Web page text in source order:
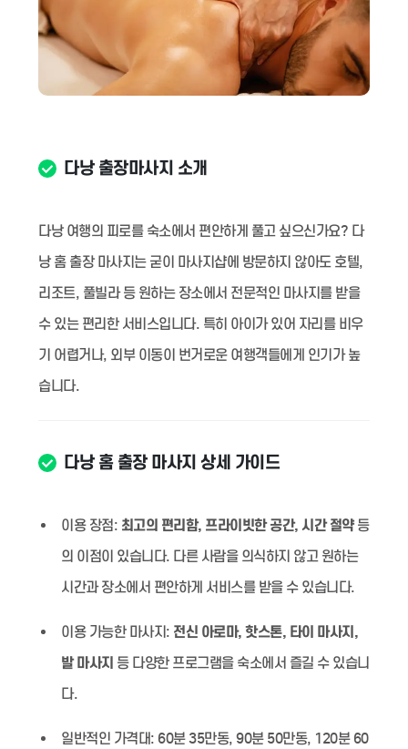
다낭 출장마사지 소개
다낭 여행의 피로를 숙소에서 편안하게 풀고 싶으신가요? 다
낭 홈 출장 마사지는 굳이 마사지샵에 방문하지 않아도 호텔,
리조트, 풀빌라 등 원하는 장소에서 전문적인 마사지를 받을
수 있는 편리한 서비스입니다. 특히 아이가 있어 자리를 비우
기 어렵거나, 외부 이동이 번거로운 여행객들에게 인기가 높
습니다.
다낭 홈 출장 마사지 상세 가이드
이용 장점: 최고의 편리함, 프라이빗한 공간, 시간 절약등
의 이점이 있습니다. 다른 사람을 의식하지 않고 원하는
시간과 장소에서 편안하게 서비스를 받을 수 있습니다.
이용 가능한 마사지: 전신 아로마, 핫스톤, 타이 마사지,
발 마사지 등 다양한 프로그램을 숙소에서 즐길 수 있습니
다.
일반적인 가격대: 60분 35만동, 90분 50만동, 120분 60